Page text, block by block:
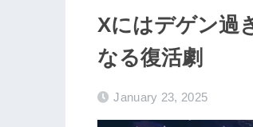
Xにはデゲン過
なる復活劇
January 23, 2025